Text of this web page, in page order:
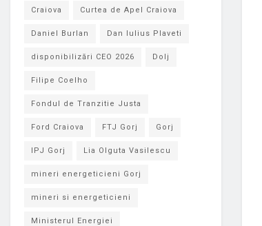
Craiova Curtea de Apel Craiova
Daniel Burlan Dan Iulius Plaveti
disponibilizări CEO 2026 Dolj
Filipe Coelho
Fondul de Tranzitie Justa
Ford Craiova FTJ Gorj Gorj
IPJ Gorj Lia Olguta Vasilescu
mineri energeticieni Gorj
mineri si energeticieni
Ministerul Energiei